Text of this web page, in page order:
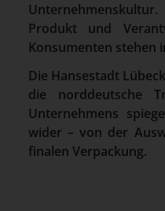
Produkt und
Konsumenten stehen
Die Hansestadt
die norddeutsche
Unternehmens
wider – von der
finalen Verpackung.